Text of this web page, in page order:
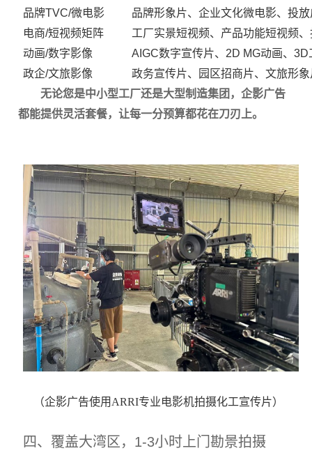
品牌TVC/微电影
品牌形象片、企业文化微电影、投
电商/短视频矩阵
工厂实景短视频、产品功能短视频
动画/数字影像
AIGC数字宣传片、2D MG动画、
政企/文旅影像
政务宣传片、园区招商片、文旅形
无论您是中小型工厂还是大型制造集团，企影广告
都能提供灵活套餐，让每一分预算都花在刀刃上。
（企影广告使用ARRI专业电影机拍摄化工宣传片）
四、覆盖大湾区，1-3小时上门勘景拍摄